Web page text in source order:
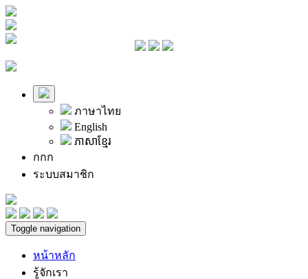
ภาษาไทย
English
ភាសាខ្មែរ
กกก
ระบบสมาชิก
Toggle navigation
หน้าหลัก
รู้จักเรา